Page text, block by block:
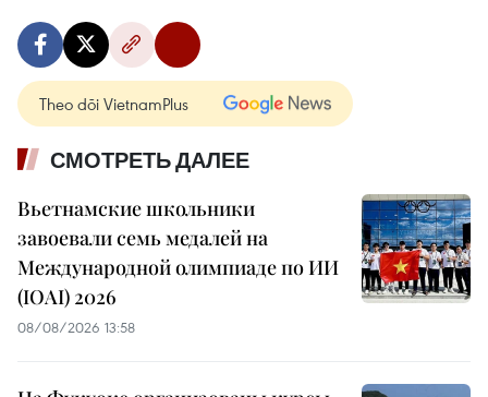
Theo dõi VietnamPlus
СМОТРЕТЬ ДАЛЕЕ
Вьетнамские школьники
завоевали семь медалей на
Международной олимпиаде по ИИ
(IOAI) 2026
08/08/2026 13:58